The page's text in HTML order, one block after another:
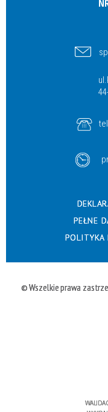
PEŁNE
POLITYKA
© Wszelkie prawa